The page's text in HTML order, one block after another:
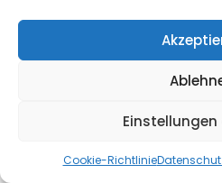
Einstellungen
Cookie-Richtlinie
Eintrags-Feed
Kommentar-Feed
WordPress.org